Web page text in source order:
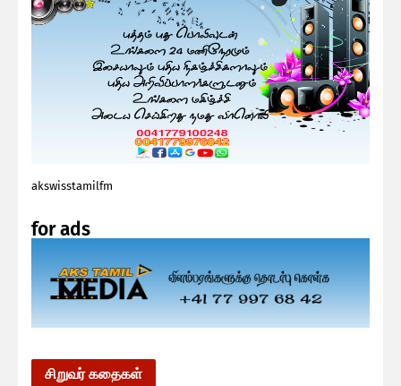
akswisstamilfm
for ads
சிறுவர் கதைகள்